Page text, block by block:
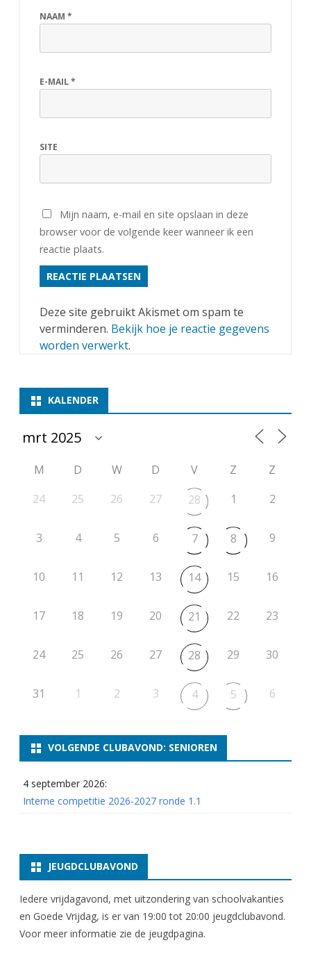
NAAM *
E-MAIL*
SITE
Mijn naam, e-mail en site opslaan in deze
browser voor de volgende keer wanneer ik een
reactie plaats.
Deze site gebruikt Akismet om spam te
verminderen. Bekijk hoe je reactie gegevens
worden verwerkt.
KALENDER
M D W D V Z
Z
24
25 26 27 28 1 2
3 4 5 6 7 8 9
10 11 12 13 14 15 16
17 18 19 20 21 22 23
24 25 26 27 28 29 30
31 1 2 3 4 5 6
VOLGENDE CLUBAVOND: SENIOREN
4 september 2026:
Interne competitie 2026-2027 ronde 1.1
JEUGDCLUBAVOND
Iedere vrijdagavond, met uitzondering van schoolvakanties
en Goede Vrijdag, is er van 19:00 tot 20:00 jeugdclubavond.
Voor meer informatie zie de jeugdpagina.